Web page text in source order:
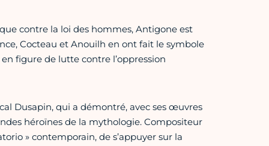
contre la loi des hommes, Antigone est
Cocteau et Anouilh en ont fait le symbole
figure de lutte contre l’oppression
Dusapin, qui a démontré, avec ses œuvres
héroïnes de la mythologie. Compositeur
» contemporain, de s’appuyer sur la